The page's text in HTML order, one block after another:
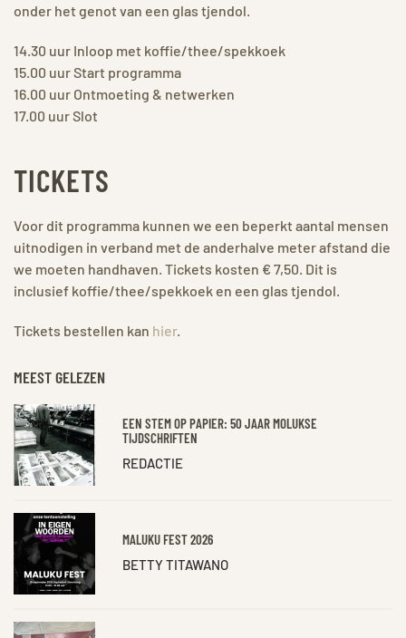
onder het genot van een glas tjendol.
14.30 uur Inloop met koffie/thee/spekkoek
15.00 uur Start programma
16.00 uur Ontmoeting & netwerken
17.00 uur Slot
TICKETS
Voor dit programma kunnen we een beperkt aantal mensen
uitnodigen in verband met de anderhalve meter afstand die
we moeten handhaven. Tickets kosten € 7,50. Dit is
inclusief koffie/thee/spekkoek en een glas tjendol.
Tickets bestellen kan hier.
MEEST GELEZEN
EEN STEM OP PAPIER: 50 JAAR MOLUKSE
TIJDSCHRIFTEN
REDACTIE
MALUKU FEST 2026
BETTY TITAWANO